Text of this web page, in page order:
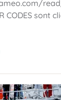
CODES sont